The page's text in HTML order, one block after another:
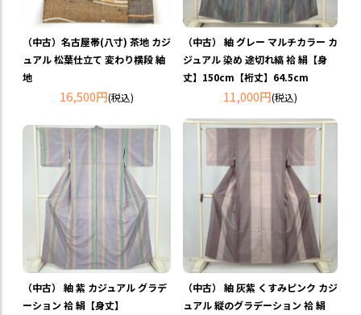
（中古）名古屋帯(八寸) 茶地 カジ
ュアル 松葉仕立て 変わり横段 紬
地
16,500円(税込)
（中古） 紬 グレー マルチカラー カ
ジュアル 染め 途切れ縞 袷 絹【身
丈】150cm【裄丈】64.5cm
11,000円(税込)
（中古） 紬 紫 カジュアル グラデ
ーション 袷 絹【身丈】
（中古） 紬 灰紫 くすみピンク カジ
ュアル 縦のグラデーション 袷 絹